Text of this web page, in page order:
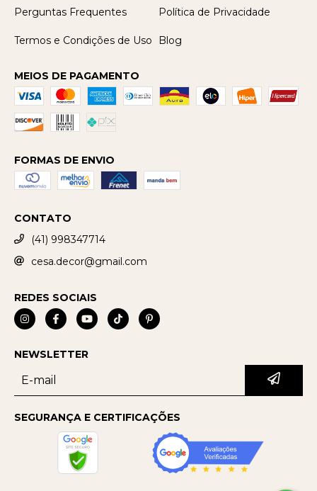
Perguntas Frequentes Política de Privacidade
Termos e Condições de Uso Blog
MEIOS DE PAGAMENTO
FORMAS DE ENVIO
CONTATO
(41) 998347714
cesa.decor@gmail.com
REDES SOCIAIS
NEWSLETTER
SEGURANÇA E CERTIFICAÇÕES